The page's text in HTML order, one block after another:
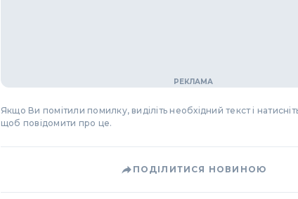
Якщо Ви помітили помилку, виділіть необхідний текст і
щоб повідомити про це.
ПОДІЛИТИСЯ НОВИНОЮ